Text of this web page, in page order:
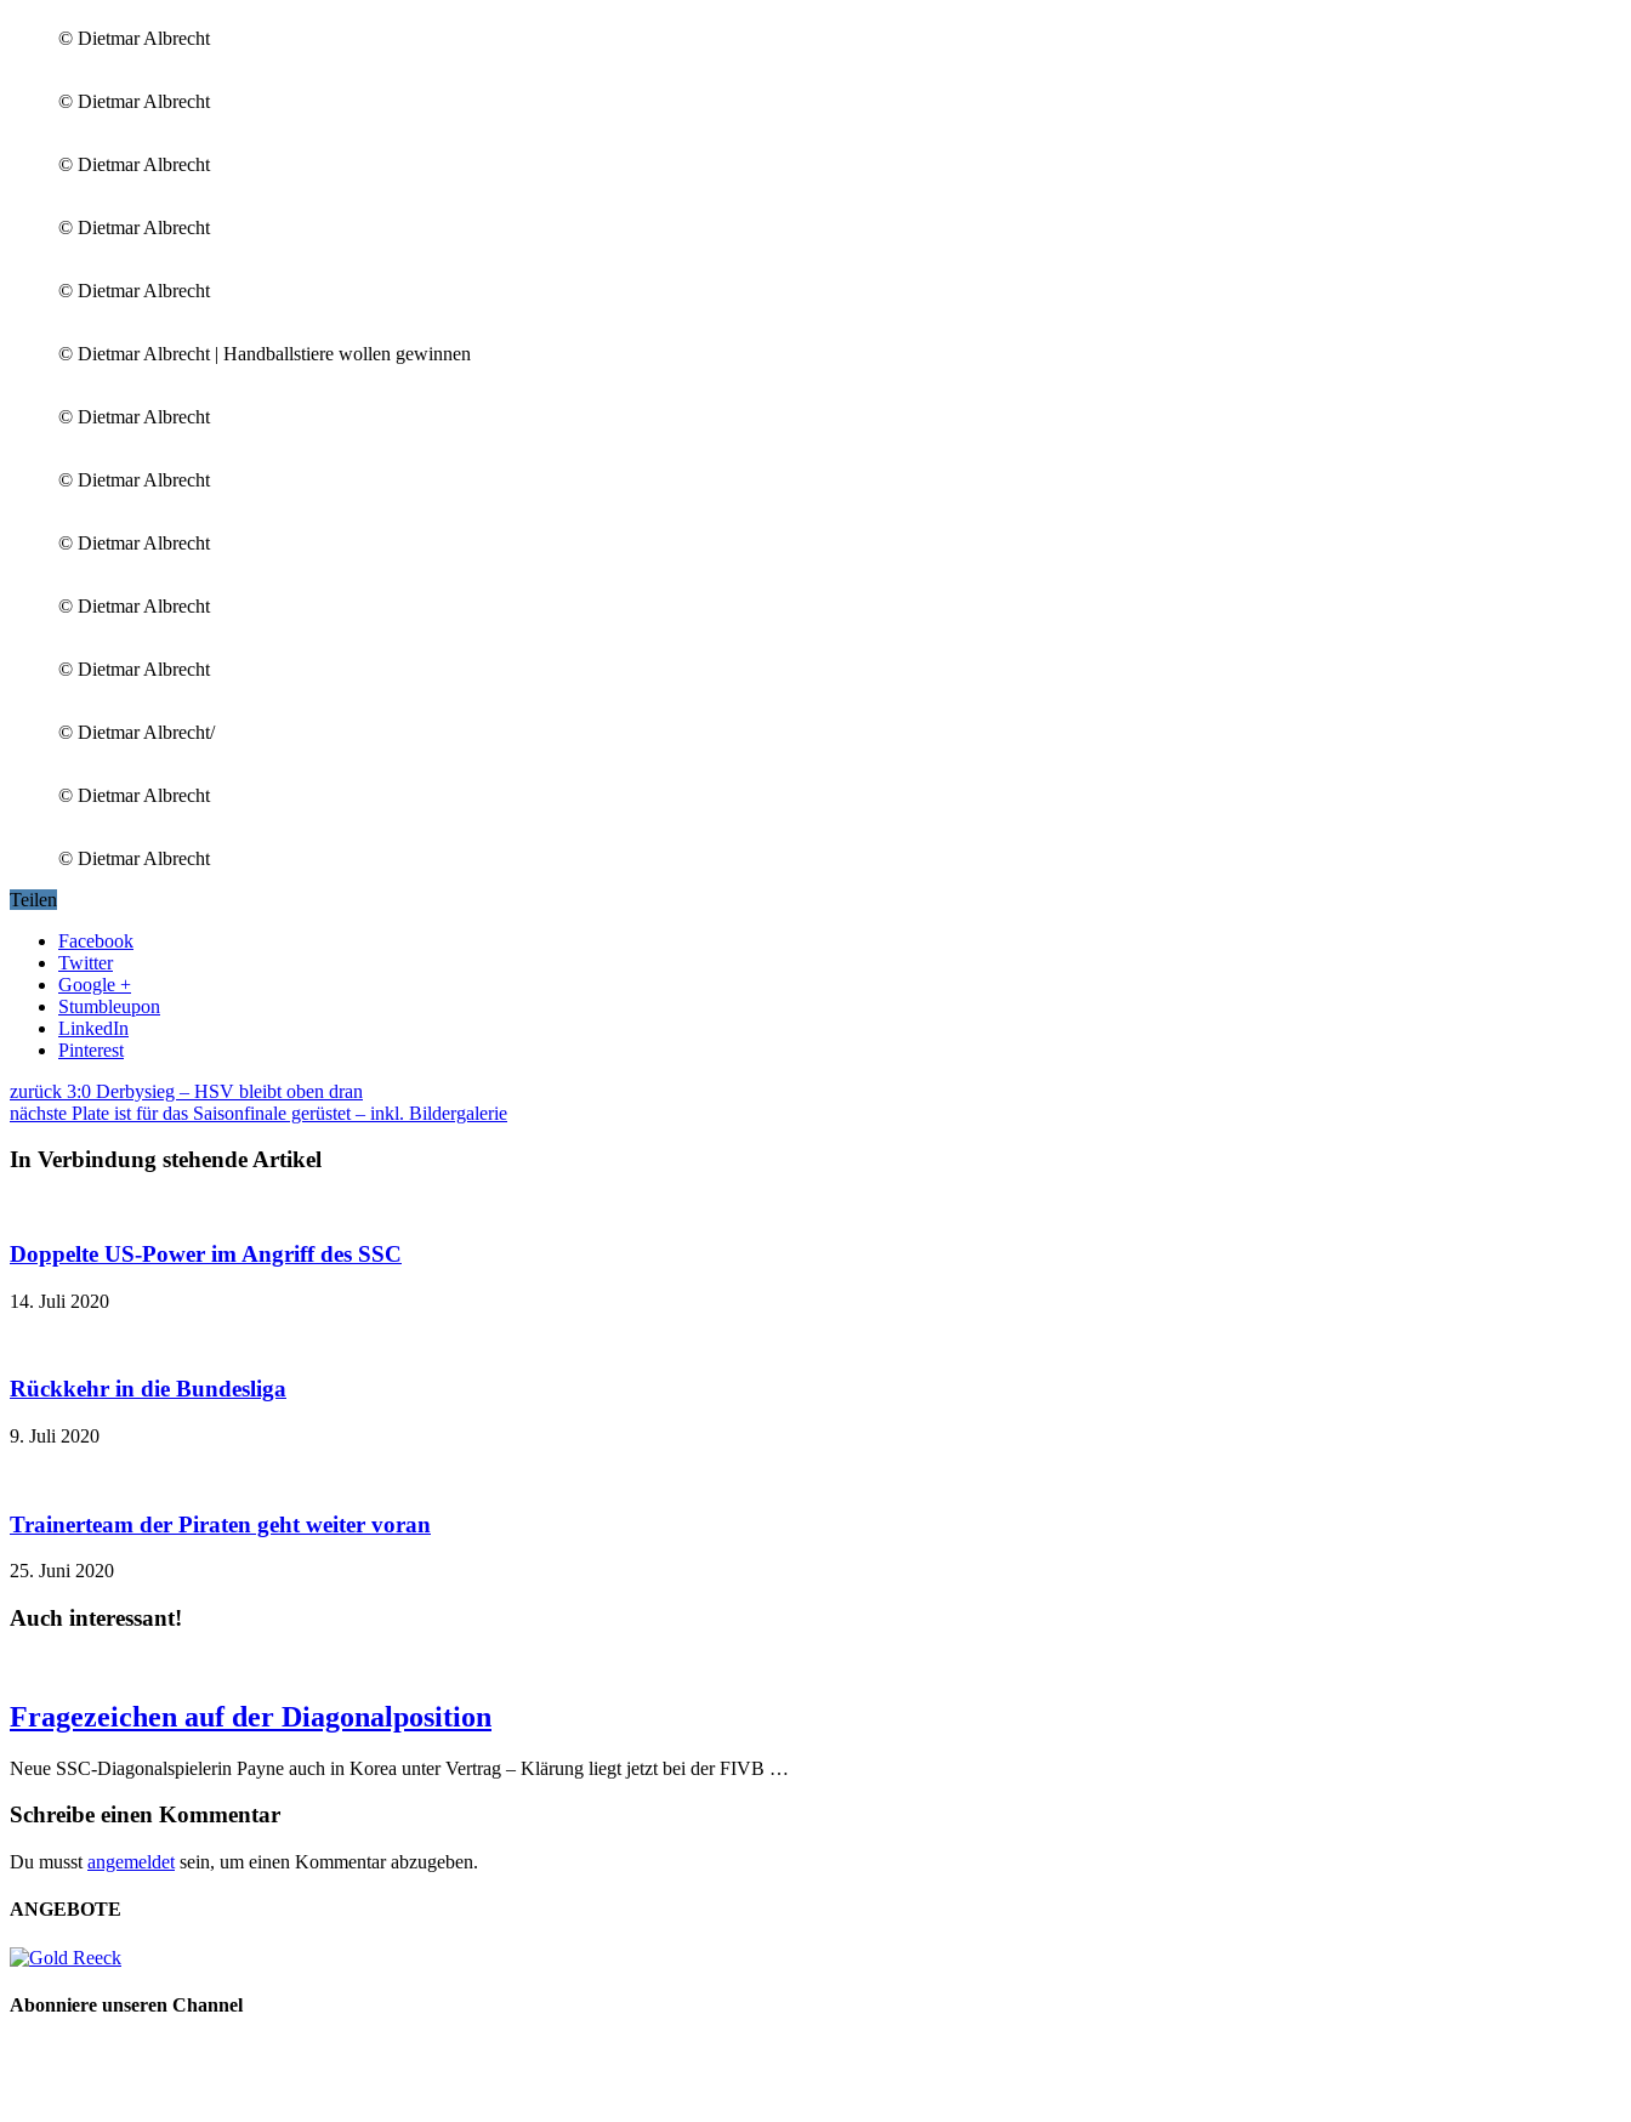
© Dietmar Albrecht
© Dietmar Albrecht
© Dietmar Albrecht
© Dietmar Albrecht
© Dietmar Albrecht
© Dietmar Albrecht | Handballstiere wollen gewinnen
© Dietmar Albrecht
© Dietmar Albrecht
© Dietmar Albrecht
© Dietmar Albrecht
© Dietmar Albrecht
© Dietmar Albrecht/
© Dietmar Albrecht
© Dietmar Albrecht
Teilen
Facebook
Twitter
Google +
Stumbleupon
LinkedIn
Pinterest
zurück 3:0 Derbysieg – HSV bleibt oben dran
nächste Plate ist für das Saisonfinale gerüstet – inkl. Bildergalerie
In Verbindung stehende Artikel
Doppelte US-Power im Angriff des SSC
14. Juli 2020
Rückkehr in die Bundesliga
9. Juli 2020
Trainerteam der Piraten geht weiter voran
25. Juni 2020
Auch interessant!
Fragezeichen auf der Diagonalposition
Neue SSC-Diagonalspielerin Payne auch in Korea unter Vertrag – Klärung liegt jetzt bei der FIVB …
Schreibe einen Kommentar
Du musst angemeldet sein, um einen Kommentar abzugeben.
ANGEBOTE
Abonniere unseren Channel